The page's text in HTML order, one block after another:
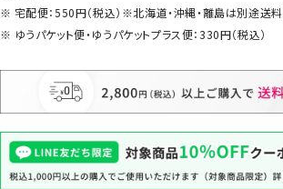
宅配便：550円（税込）※北海道・沖縄・離島は別途送料
ゆうパケット便・ゆうパケットプラス便：330円（税込）